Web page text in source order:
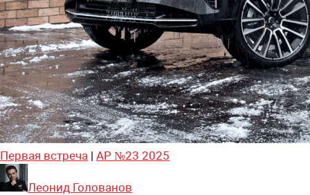
Первая встреча | АР №23 2025
Леонид Голованов